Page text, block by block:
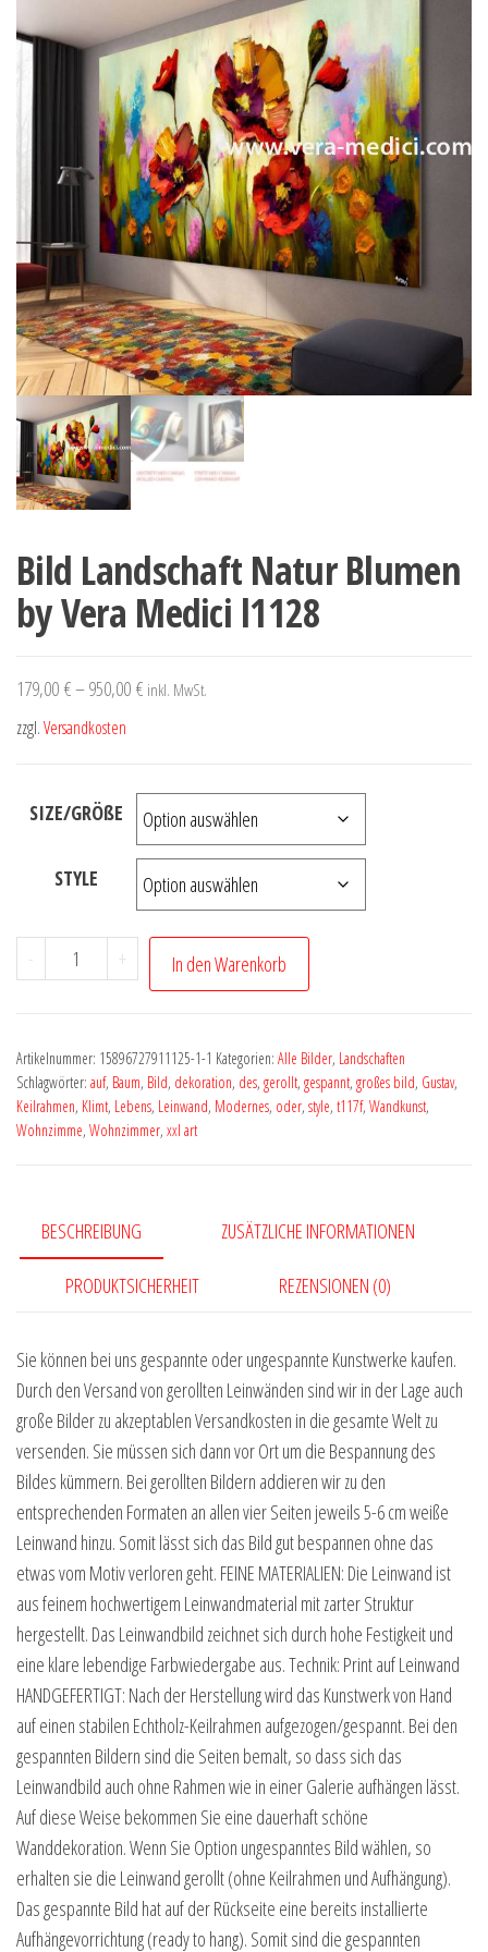
Bild Landschaft Natur Blumen
by Vera Medici l1128
179,00 €–950,00 € inkl. MwSt.
zzgl.Versandkosten
SIZE/GRÖßE
STYLE
-
Landschaft
by
Vera
Medici
+ In den Warenkorb
Artikelnummer: 15896727911125-1-1 Kategorien: Alle Bilder, Landschaften
Schlagwörter: auf, Baum, Bild, dekoration, des, gerollt, gespannt, großes bild, Gustav,
Keilrahmen, Klimt, Lebens, Leinwand, Modernes, oder, style, t117f, Wandkunst,
Wohnzimme, Wohnzimmer, xxl art
BESCHREIBUNG ZUSÄTZLICHE INFORMATIONEN
PRODUKTSICHERHEIT REZENSIONEN (0)
Sie können bei uns gespannte oder ungespannte Kunstwerke kaufen.
Durch den Versand von gerollten Leinwänden sind wir in der Lage auch
große Bilder zu akzeptablen Versandkosten in die gesamte Welt zu
versenden. Sie müssen sich dann vor Ort um die Bespannung des
Bildes kümmern. Bei gerollten Bildern addieren wir zu den
entsprechenden Formaten an allen vier Seiten jeweils 5-6 cm weiße
Leinwand hinzu. Somit lässt sich das Bild gut bespannen ohne das
etwas vom Motiv verloren geht. FEINE MATERIALIEN: Die Leinwand ist
aus feinem hochwertigem Leinwandmaterial mit zarter Struktur
hergestellt. Das Leinwandbild zeichnet sich durch hohe Festigkeit und
eine klare lebendige Farbwiedergabe aus. Technik: Print auf Leinwand
HANDGEFERTIGT: Nach der Herstellung wird das Kunstwerk von Hand
auf einen stabilen Echtholz-Keilrahmen aufgezogen/gespannt. Bei den
gespannten Bildern sind die Seiten bemalt, so dass sich das
Leinwandbild auch ohne Rahmen wie in einer Galerie aufhängen lässt.
Auf diese Weise bekommen Sie eine dauerhaft schöne
Wanddekoration. Wenn Sie Option ungespanntes Bild wählen, so
erhalten sie die Leinwand gerollt (ohne Keilrahmen und Aufhängung).
Das gespannte Bild hat auf der Rückseite eine bereits installierte
Aufhängevorrichtung (ready to hang). Somit sind die gespannten